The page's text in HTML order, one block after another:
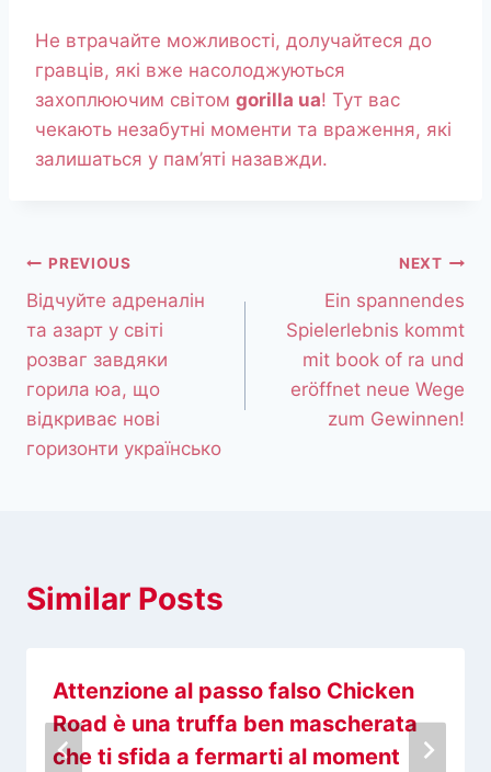
Не втрачайте можливості, долучайтеся до
гравців, які вже насолоджуються
захоплюючим світом gorilla ua! Тут вас
чекають незабутні моменти та враження, які
залишаться у пам’яті назавжди.
PREVIOUS
Відчуйте адреналін
та азарт у світі
розваг завдяки
горила юа, що
відкриває нові
горизонти українсько
NEXT
Ein spannendes
Spielerlebnis kommt
mit book of ra und
eröffnet neue Wege
zum Gewinnen!
Similar Posts
Attenzione al passo falso Chicken
Road è una truffa ben mascherata
che ti sfida a fermarti al moment